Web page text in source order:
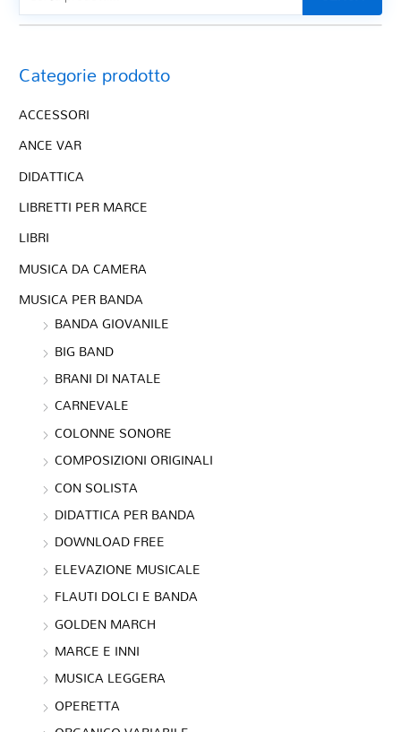
Categorie prodotto
ACCESSORI
ANCE VAR
DIDATTICA
LIBRETTI PER MARCE
LIBRI
MUSICA DA CAMERA
MUSICA PER BANDA
BANDA GIOVANILE
BIG BAND
BRANI DI NATALE
CARNEVALE
COLONNE SONORE
COMPOSIZIONI ORIGINALI
CON SOLISTA
DIDATTICA PER BANDA
DOWNLOAD FREE
ELEVAZIONE MUSICALE
FLAUTI DOLCI E BANDA
GOLDEN MARCH
MARCE E INNI
MUSICA LEGGERA
OPERETTA